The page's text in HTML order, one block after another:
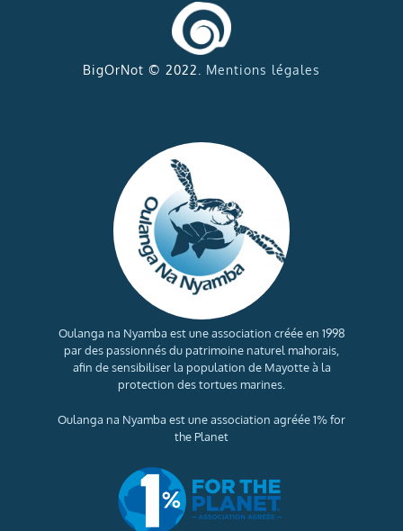
Oulanga na Nyamba est une association créée en 1998
par des passionnés du patrimoine naturel mahorais,
afin de sensibiliser la population de Mayotte à la
protection des tortues marines.
Oulanga na Nyamba est une association agréée 1% for
the Planet
BigOrNot © 2022. Mentions légales